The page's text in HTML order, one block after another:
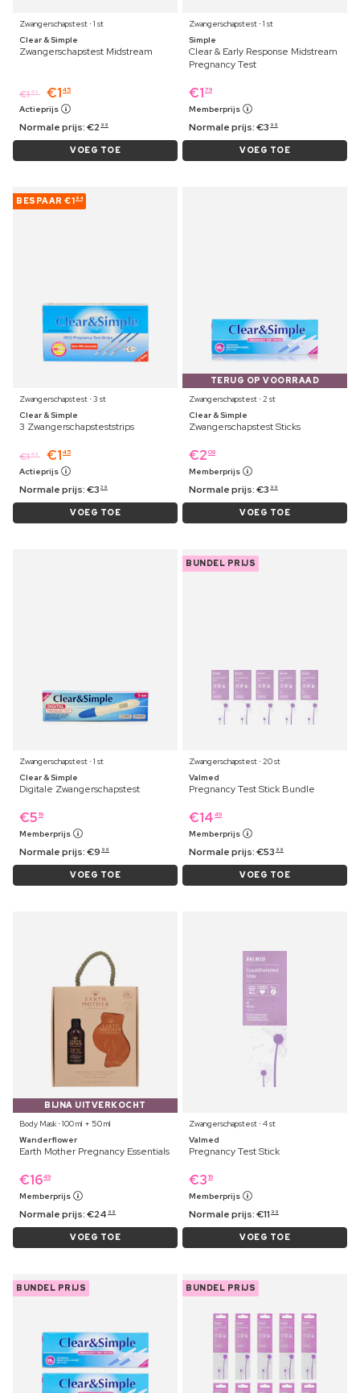
Zwangerschapstest ⋅ 1 st
Clear & Simple
Zwangerschapstest Midstream
€1 49 €1 45
Actieprijs
Normale prijs:€2 99
VOEG TOE
Zwangerschapstest ⋅ 1 st
Simple
Clear & Early Response Midstream
Pregnancy Test
€1 79
Memberprijs
Normale prijs:€3 99
VOEG TOE
BESPAAR €1 94
Zwangerschapstest ⋅ 3 st
Clear & Simple
3 Zwangerschapsteststrips
€1 49 €1 45
Actieprijs
Normale prijs:€3 39
VOEG TOE
TERUG OP VOORRAAD
Zwangerschapstest ⋅ 2 st
Clear & Simple
Zwangerschapstest Sticks
€2 09
Memberprijs
Normale prijs:€3 99
VOEG TOE
Zwangerschapstest ⋅ 1 st
Clear & Simple
Digitale Zwangerschapstest
€5 19
Memberprijs
Normale prijs:€9 99
VOEG TOE
BUNDEL PRIJS
Zwangerschapstest ⋅ 20 st
Valmed
Pregnancy Test Stick Bundle
€14 49
Memberprijs
Normale prijs:€53 99
VOEG TOE
BIJNA UITVERKOCHT
Body Mask ⋅ 100 ml + 50 ml
Wanderflower
Earth Mother Pregnancy Essentials
€1649
Memberprijs
Normale prijs:€24 99
VOEG TOE
Zwangerschapstest ⋅ 4 st
Valmed
Pregnancy Test Stick
€3 19
Memberprijs
Normale prijs:€11 99
VOEG TOE
BUNDEL PRIJS BUNDEL PRIJS